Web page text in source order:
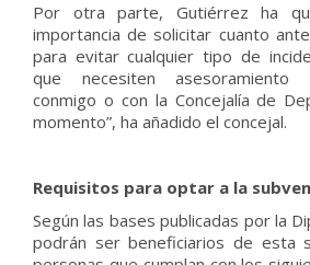
Por otra parte, Gutiérrez ha
importancia de solicitar cuanto
para evitar cualquier tipo de
que necesiten asesoramiento
conmigo o con la Concejalía de
momento”, ha añadido el concejal.
Requisitos para optar a la
Según las bases publicadas por la
podrán ser beneficiarios de esta